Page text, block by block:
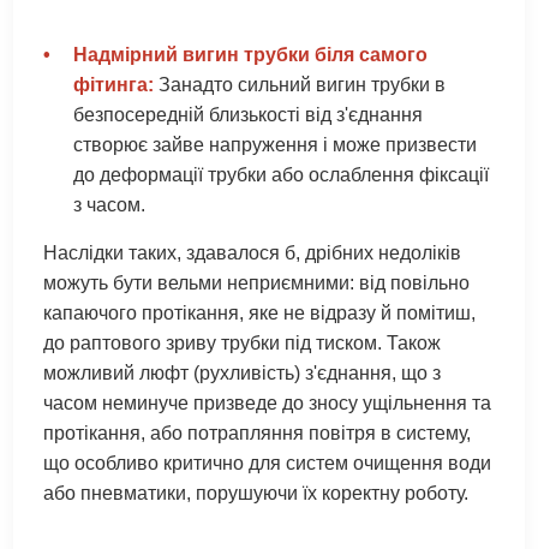
•
Надмірний вигин трубки біля самого
фітинга: Занадто сильний вигин трубки в
безпосередній близькості від з'єднання
створює зайве напруження і може призвести
до деформації трубки або ослаблення фіксації
з часом.
Наслідки таких, здавалося б, дрібних недоліків
можуть бути вельми неприємними: від повільно
капаючого протікання, яке не відразу й помітиш,
до раптового зриву трубки під тиском. Також
можливий люфт (рухливість) з'єднання, що з
часом неминуче призведе до зносу ущільнення та
протікання, або потрапляння повітря в систему,
що особливо критично для систем очищення води
або пневматики, порушуючи їх коректну роботу.